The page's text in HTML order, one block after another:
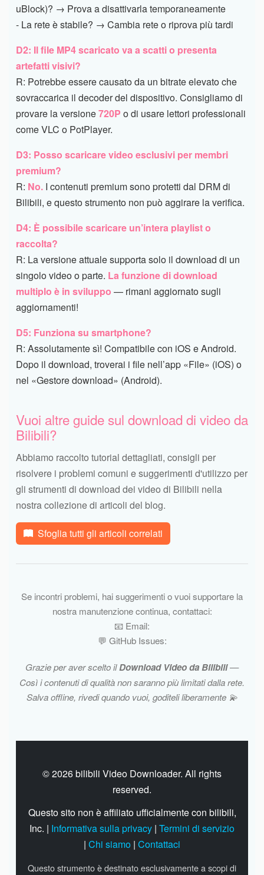
uBlock)? → Prova a disattivarla temporaneamente
- La rete è stabile? → Cambia rete o riprova più tardi
D2: Il file MP4 scaricato va a scatti o presenta
artefatti visivi?
R: Potrebbe essere causato da un bitrate elevato che
sovraccarica il decoder del dispositivo. Consigliamo di
provare la versione720P o di usare lettori professionali
come VLC o PotPlayer.
D3: Posso scaricare video esclusivi per membri
premium?
R: No. I contenuti premium sono protetti dal DRM di
Bilibili, e questo strumento non può aggirare la verifica.
D4: È possibile scaricare un’intera playlist o
raccolta?
R: La versione attuale supporta solo il download di un
singolo video o parte. La funzione di download
multiplo è in sviluppo — rimani aggiornato sugli
aggiornamenti!
D5: Funziona su smartphone?
R: Assolutamente sì! Compatibile con iOS e Android.
Dopo il download, troverai i file nell’app «File» (iOS) o
nel «Gestore download» (Android).
Vuoi altre guide sul download di video da
Bilibili?
Abbiamo raccolto tutorial dettagliati, consigli per
risolvere i problemi comuni e suggerimenti d'utilizzo per
gli strumenti di download dei video di Bilibili nella
nostra collezione di articoli del blog.
Sfoglia tutti gli articoli correlati
Se incontri problemi, hai suggerimenti o vuoi supportare la
nostra manutenzione continua, contattaci:
📧 Email:
💬 GitHub Issues:
Grazie per aver scelto ilDownload Video da Bilibili—
Così i contenuti di qualità non saranno più limitati dalla rete.
Salva offline, rivedi quando vuoi, goditeli liberamente 💫
© 2026 bilibili Video Downloader. All rights
reserved.
Questo sito non è affiliato ufficialmente con bilibili,
Inc. | Informativa sulla privacy | Termini di servizio
| Chi siamo | Contattaci
Questo strumento è destinato esclusivamente a scopi di